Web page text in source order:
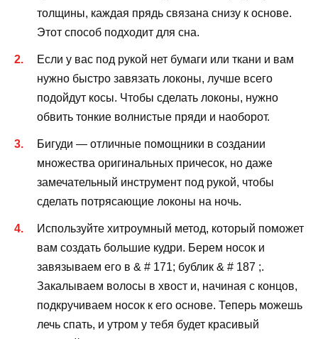
толщины, каждая прядь связана снизу к основе.
Этот способ подходит для сна.
Если у вас под рукой нет бумаги или ткани и вам
нужно быстро завязать локоны, лучше всего
подойдут косы. Чтобы сделать локоны, нужно
обвить тонкие волнистые пряди и наоборот.
Бигуди — отличные помощники в создании
множества оригинальных причесок, но даже
замечательный инструмент под рукой, чтобы
сделать потрясающие локоны на ночь.
Используйте хитроумный метод, который поможет
вам создать большие кудри. Берем носок и
завязываем его в & # 171; бублик & # 187 ;.
Закалываем волосы в хвост и, начиная с концов,
подкручиваем носок к его основе. Теперь можешь
лечь спать, и утром у тебя будет красивый